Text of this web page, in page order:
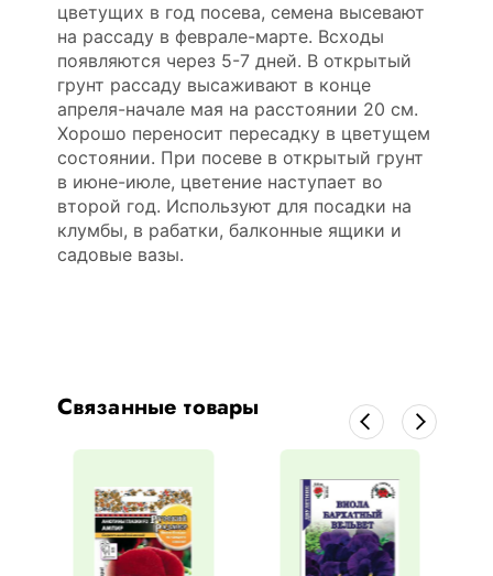
цветущих в год посева, семена высевают
на рассаду в феврале-марте. Всходы
появляются через 5-7 дней. В открытый
грунт рассаду высаживают в конце
апреля-начале мая на расстоянии 20 см.
Хорошо переносит пересадку в цветущем
состоянии. При посеве в открытый грунт
в июне-июле, цветение наступает во
второй год. Используют для посадки на
клумбы, в рабатки, балконные ящики и
садовые вазы.
Связанные товары